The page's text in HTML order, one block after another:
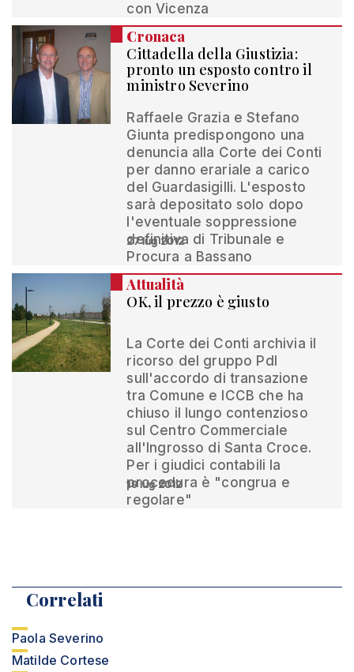
con Vicenza
Cronaca
Cittadella della Giustizia:
pronto un esposto contro il
ministro Severino
Raffaele Grazia e Stefano
Giunta predispongono una
denuncia alla Corte dei Conti
per danno erariale a carico
del Guardasigilli. L'esposto
sarà depositato solo dopo
l'eventuale soppressione
definitiva di Tribunale e
Procura a Bassano
27 lug 2012
Attualità
OK, il prezzo è giusto
La Corte dei Conti archivia il
ricorso del gruppo Pdl
sull'accordo di transazione
tra Comune e ICCB che ha
chiuso il lungo contenzioso
sul Centro Commerciale
all'Ingrosso di Santa Croce.
Per i giudici contabili la
procedura è "congrua e
regolare"
19 lug 2012
Correlati
Paola Severino
Matilde Cortese